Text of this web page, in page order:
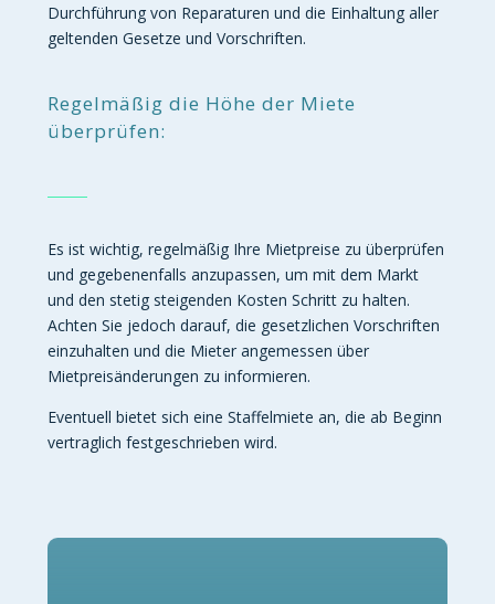
Durchführung von Reparaturen und die Einhaltung aller
geltenden Gesetze und Vorschriften.
Regelmäßig die Höhe der Miete
überprüfen:
Es ist wichtig, regelmäßig Ihre Mietpreise zu überprüfen
und gegebenenfalls anzupassen, um mit dem Markt
und den stetig steigenden Kosten Schritt zu halten.
Achten Sie jedoch darauf, die gesetzlichen Vorschriften
einzuhalten und die Mieter angemessen über
Mietpreisänderungen zu informieren.
Eventuell bietet sich eine Staffelmiete an, die ab Beginn
vertraglich festgeschrieben wird.